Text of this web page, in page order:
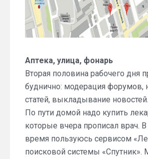
Аптека, улица, фонарь
Вторая половина рабочего дня
буднично: модерация форумов,
статей, выкладывание новостей.
По пути домой надо купить
которые вчера прописал врач.
время пользуюсь сервисом
поисковой системы «Спутник».